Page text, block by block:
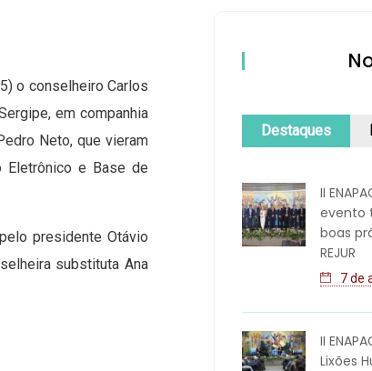
o conselheiro Carlos
em companhia
Neto, que vieram
Eletrônico e Base de
presidente Otávio
substituta Ana
Destaques
II
evento
boas
REJUR
7 de
II
Lixões